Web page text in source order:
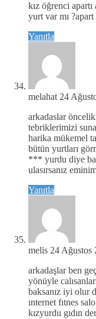
kız öğrenci
yurt var mı
Yanıtla
melahat 24
arkadaslar
tebriklerimizi
harika mükemel
bütün yurtları
*** yurdu diye
ulasırsanız
Yanıtla
melis 24 Ağustos
arkadaşlar ben
yönüyle
baksanız iyi olur
ınternet fıtnes
kızyurdu gıdın